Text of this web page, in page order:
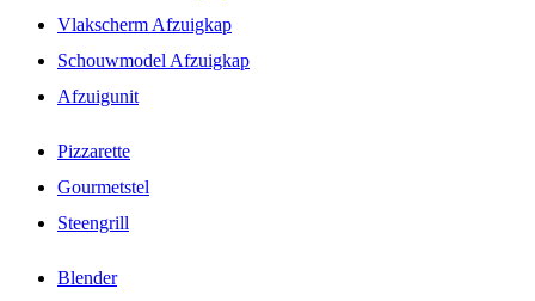
Vlakscherm Afzuigkap
Schouwmodel Afzuigkap
Afzuigunit
Pizzarette
Gourmetstel
Steengrill
Blender